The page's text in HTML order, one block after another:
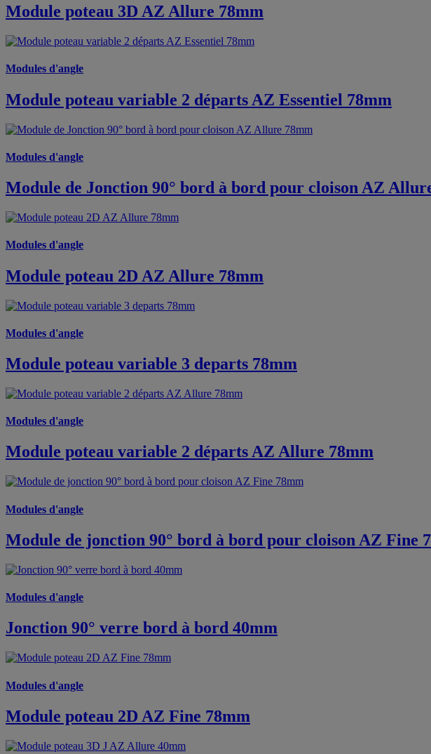
Module poteau 3D AZ Allure 78mm
Modules d'angle
Module poteau variable 2 départs AZ Essentiel 78mm
Modules d'angle
Module de Jonction 90° bord à bord pour cloison AZ
Modules d'angle
Module poteau 2D AZ Allure 78mm
Modules d'angle
Module poteau variable 3 departs 78mm
Modules d'angle
Module poteau variable 2 départs AZ Allure 78mm
Modules d'angle
Module de jonction 90° bord à bord pour cloison AZ Fine
Modules d'angle
Jonction 90° verre bord à bord 40mm
Modules d'angle
Module poteau 2D AZ Fine 78mm